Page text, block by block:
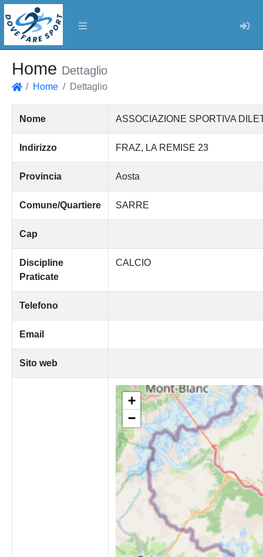
Home Dettaglio
Home Dettaglio
Nome ASSOCIAZIONE SPORTIVA
Indirizzo FRAZ, LA REMISE 23
Provincia Aosta
Comune/Quartiere SARRE
Cap
Discipline
Praticate
CALCIO
Telefono
Email
Sito web
+
−